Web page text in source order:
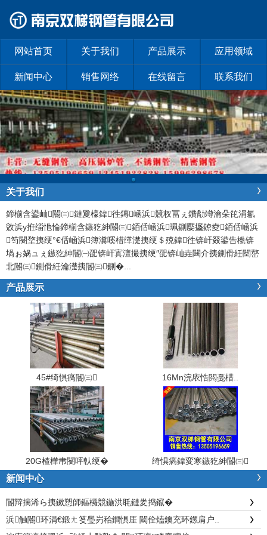
网站首页 关于我们 产品展示 应用领域
新闻中心 销售网络 在线留言 联系我们
关于我们
鍗椾含鍙屾閽㈢鏈夐檺鍏徃鏄崡浜競杈冨ぇ鐨勪竴瀹朵笓涓氱
敓浜у拰缁忚惀鍗椾含鏃犵紳閽㈢銆佸崡浜珮鍘嬮攨鐐夌銆佸崡浜
笉閿堥挗绠°€佸崡浜簿瀵嗘棤缂濋挗绠＄殑鍏徃锛屽叕鍙告槸锛
堝ぉ娲ュぇ鏃犵紳閽㈠巶锛屽寘澶撮挗绠″巶锛屾垚閮介挗鍘傦紝闉嶅
北閽㈢鍘傦紝瀹濋挗閽㈢鍘�
产品展示
45#绮惧瘑閽㈢ 16Mn浣庡悎閲戞棤..
20G楂樺帇閿呯倝绠� 绮惧瘑鍏変寒鏃犵紳閽㈢
新闻中心
閽辩揣浠ら挗鏉愬師鏂欏競鍦洪毦鏈夎捣鑹�
浜触閽环涓€鍛ㄤ笅璺岃秴鐧惧厓 閾佺熆鐭充环鏍肩户..